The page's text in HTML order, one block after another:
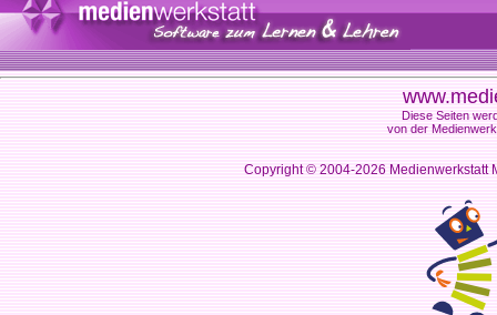
Diese Seiten
von der
Copyright © 2004-2026Medienwerkstatt